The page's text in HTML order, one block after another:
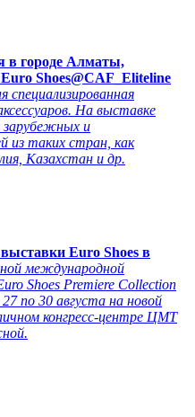
в городе Алматы,
Shoes@CAF_Eliteline
специализированная
На выставке
зарубежных и
из таких стран, как
Казахстан и др.
Euro Shoes в
международной
Shoes Premiere Collection
по 30 августа на новой
конгресс-центре ЦМТ